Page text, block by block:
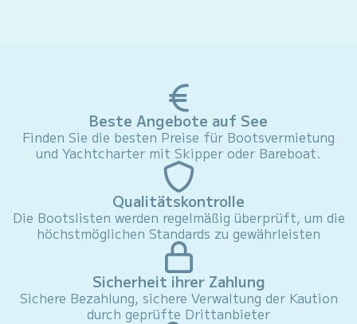
Beste Angebote auf See
Finden Sie die besten Preise für Bootsvermietung
und Yachtcharter mit Skipper oder Bareboat.
Qualitätskontrolle
Die Bootslisten werden regelmäßig überprüft, um die
höchstmöglichen Standards zu gewährleisten
Sicherheit ihrer Zahlung
Sichere Bezahlung, sichere Verwaltung der Kaution
durch geprüfte Drittanbieter